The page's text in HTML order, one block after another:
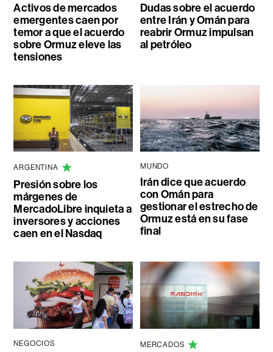
Activos de mercados
emergentes caen por
temor a que el acuerdo
sobre Ormuz eleve las
tensiones
Dudas sobre el acuerdo
entre Irán y Omán para
reabrir Ormuz impulsan
al petróleo
ARGENTINA
Presión sobre los
márgenes de
MercadoLibre inquieta a
inversores y acciones
caen en el Nasdaq
MUNDO
Irán dice que acuerdo
con Omán para
gestionar el estrecho de
Ormuz está en su fase
final
NEGOCIOS MERCADOS